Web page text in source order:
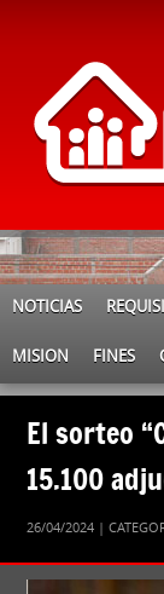
NOTICIAS
MISION FINES
El sorteo
15.100
26/04/2024 |